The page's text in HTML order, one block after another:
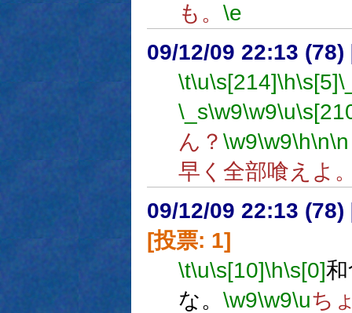
も。 \e
09/12/09 22:13 (78)
\t\u\s[214]\h\s[5]
\_s\w9\w9\u
ん？ \w9\w9\h\n\n
早く全部喰えよ
09/12/09 22:13 (78)
[投票: 1]
\t\u\s[10]\h\s[0]
な。 \w9\w9\uち